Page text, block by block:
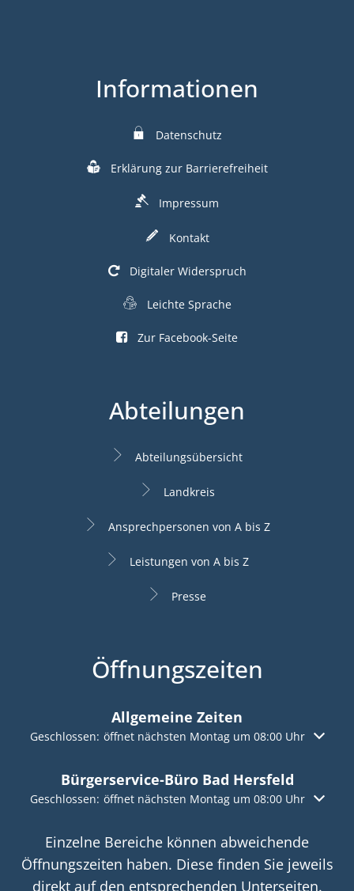
Informationen
Datenschutz
Erklärung zur Barrierefreiheit
Impressum
Kontakt
Digitaler Widerspruch
Leichte Sprache
Zur Facebook-Seite
Abteilungen
Abteilungsübersicht
Landkreis
Ansprechpersonen von A bis Z
Leistungen von A bis Z
Presse
Öffnungszeiten
Allgemeine Zeiten
Klicken, um weitere Öffnungs- oder Schließzeiten
Geschlossen: öffnet nächsten Montag um 08:00 Uhr
Bürgerservice-Büro Bad Hersfeld
Klicken, um weitere Öffnungs- oder Schließzeiten
Geschlossen: öffnet nächsten Montag um 08:00 Uhr
Einzelne Bereiche können abweichende
Öffnungszeiten haben. Diese finden Sie jeweils
direkt auf den entsprechenden Unterseiten.